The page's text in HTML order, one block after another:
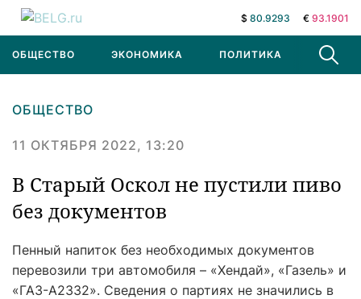
$ 80.9293 € 93.1901
ОБЩЕСТВО ЭКОНОМИКА ПОЛИТИКА В МИРЕ
ОБЩЕСТВО
11 ОКТЯБРЯ 2022, 13:20
В Старый Оскол не пустили пиво
без документов
Пенный напиток без необходимых документов
перевозили три автомобиля – «Хендай», «Газель» и
«ГАЗ-А2332». Сведения о партиях не значились в